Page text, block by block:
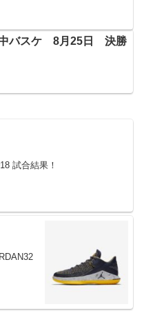
バスケ 8月25日 決勝
試合結果！